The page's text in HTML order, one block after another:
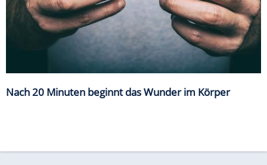
Nach 20 Minuten beginnt das Wunder im Körper